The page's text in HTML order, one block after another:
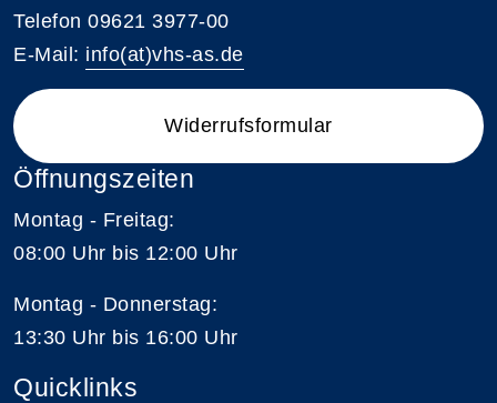
Telefon 09621 3977-00
E-Mail: info(at)vhs-as.de
Widerrufsformular
Öffnungszeiten
Montag - Freitag:
08:00 Uhr bis 12:00 Uhr
Montag - Donnerstag:
13:30 Uhr bis 16:00 Uhr
Quicklinks